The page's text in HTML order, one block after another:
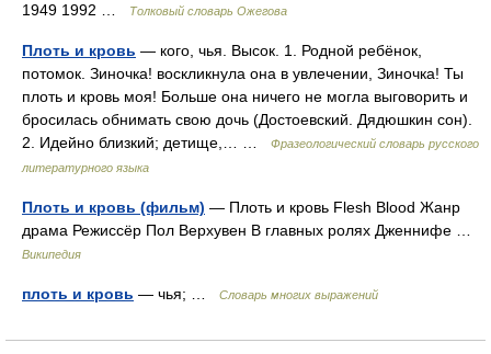
1949 1992 …
Толковый словарь Ожегова
Плоть и кровь — кого, чья. Высок. 1. Родной ребёнок,
потомок. Зиночка! воскликнула она в увлечении, Зиночка! Ты
плоть и кровь моя! Больше она ничего не могла выговорить и
бросилась обнимать свою дочь (Достоевский. Дядюшкин сон).
2. Идейно близкий; детище,… …
Фразеологический словарь русского
литературного языка
Плоть и кровь (фильм) — Плоть и кровь Flesh Blood Жанр
драма Режиссёр Пол Верхувен В главных ролях Дженнифе …
Википедия
плоть и кровь — чья; … Словарь многих выражений